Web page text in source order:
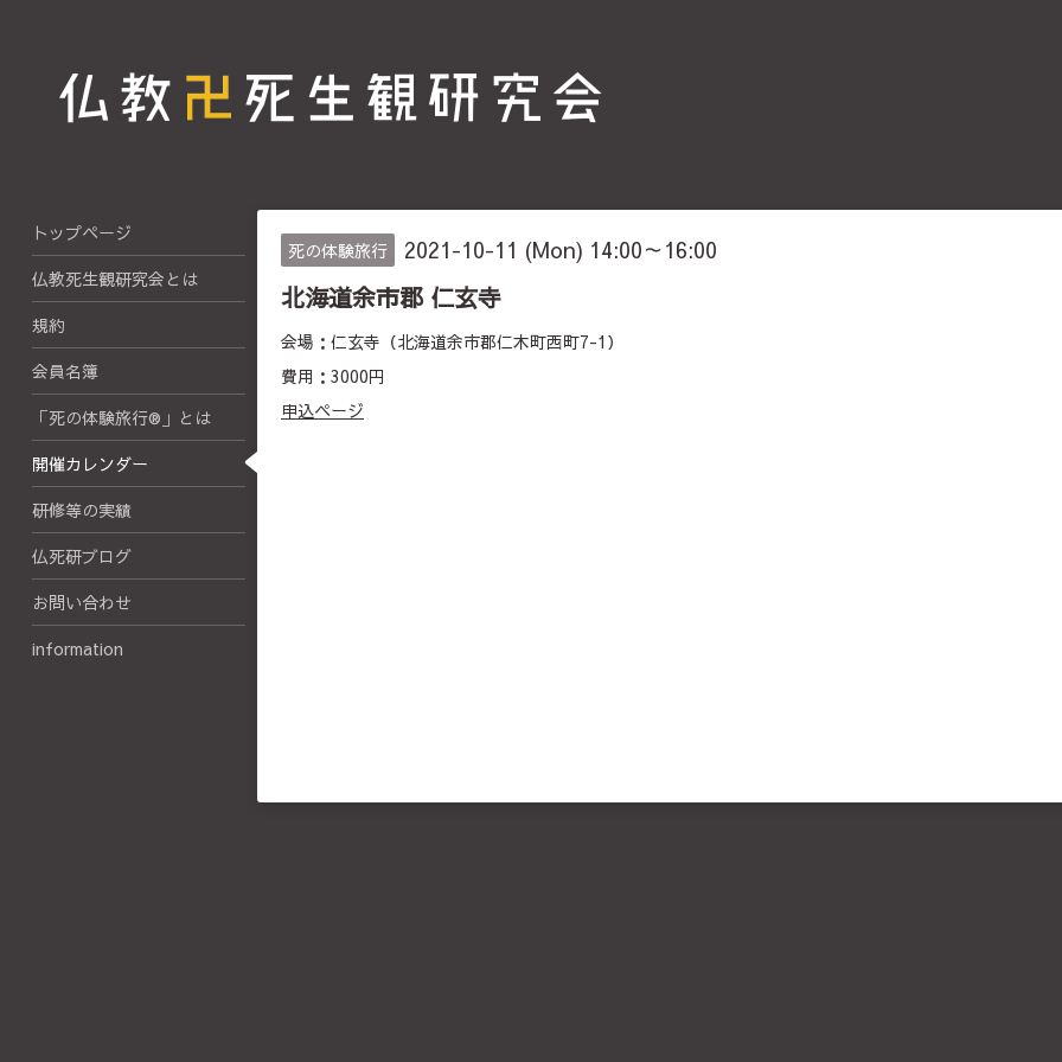
死の体験旅行 2021-10-11 (Mon) 14:00～16:00
北海道余市郡 仁玄寺
会場：仁玄寺（北海道余市郡仁木町西町7-1）
費用：3000円
申込ページ
トップページ
仏教死生観研究会とは
規約
会員名簿
「死の体験旅行®」とは
開催カレンダー
研修等の実績
仏死研ブログ
お問い合わせ
information